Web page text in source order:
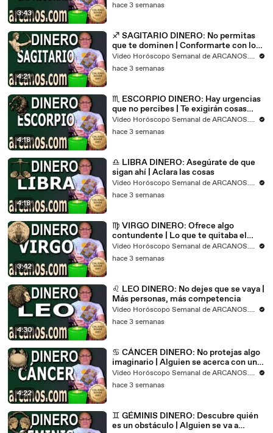
3:43
hace 3 semanas
4:21
♐ SAGITARIO DINERO: No permitas
que te dominen | Conformarte con lo
mínimo es un error
Video Horóscopo Semanal de ARCANOS.COM
hace 3 semanas
4:18
♏ ESCORPIO DINERO: Hay urgencias
que no percibes | Te exigirán cosas
nuevas
Video Horóscopo Semanal de ARCANOS.COM
hace 3 semanas
4:18
♎ LIBRA DINERO: Asegúrate de que
sigan ahí | Aclara las cosas
Video Horóscopo Semanal de ARCANOS.COM
hace 3 semanas
3:42
♍ VIRGO DINERO: Ofrece algo
contundente | Lo que te quitaba el
sueño, se irá
Video Horóscopo Semanal de ARCANOS.COM
hace 3 semanas
4:30
♌ LEO DINERO: No dejes que se vaya |
Más personas, más competencia
Video Horóscopo Semanal de ARCANOS.COM
hace 3 semanas
4:22
♋ CÁNCER DINERO: No protejas algo
imaginario | Alguien se acerca con una
propuesta
Video Horóscopo Semanal de ARCANOS.COM
hace 3 semanas
♊ GÉMINIS DINERO: Descubre quién
es un obstáculo | Alguien se va a